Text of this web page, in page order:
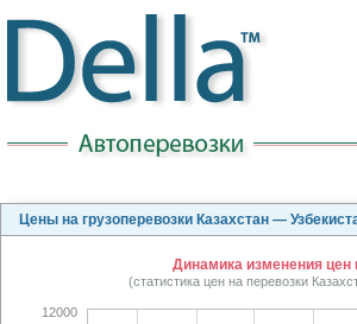
Цены на грузоперевозки Казахстан —
Динамика изменения цен
(статистика цен на перевозки
12000